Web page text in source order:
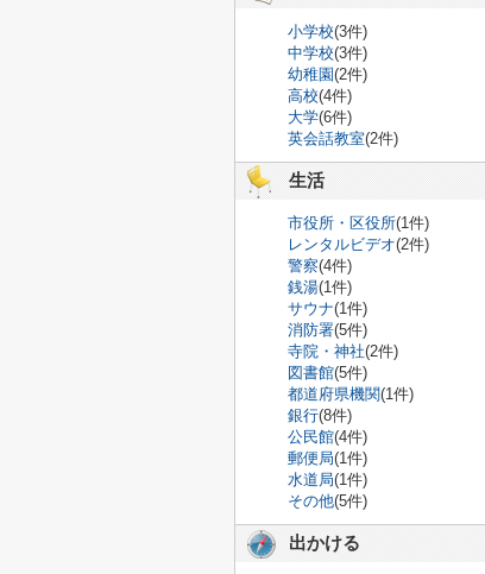
小学校(3件)
中学校(3件)
幼稚園(2件)
高校(4件)
大学(6件)
英会話教室(2件)
生活
市役所・区役所(1件)
レンタルビデオ(2件)
警察(4件)
銭湯(1件)
サウナ(1件)
消防署(5件)
寺院・神社(2件)
図書館(5件)
都道府県機関(1件)
銀行(8件)
公民館(4件)
郵便局(1件)
水道局(1件)
その他(5件)
出かける